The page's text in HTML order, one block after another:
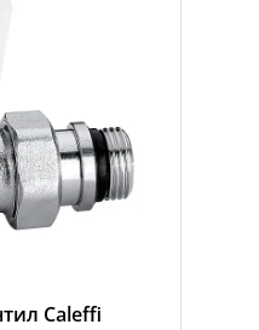
Caleffi